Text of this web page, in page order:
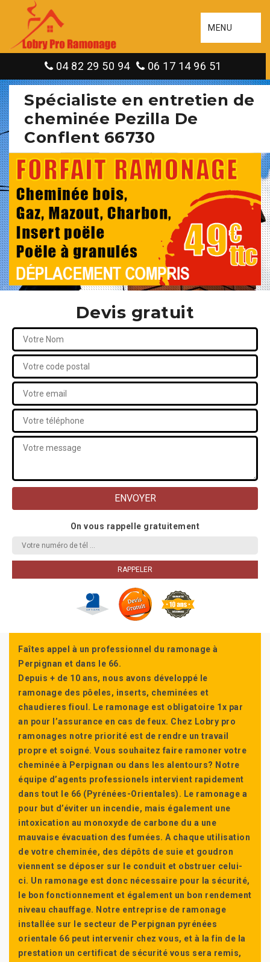
MENU
04 82 29 50 94 06 17 14 96 51
Spécialiste en entretien de
cheminée Pezilla De
Conflent 66730
Devis gratuit
On vous rappelle gratuitement
Faîtes appel à un professionnel du ramonage à
Perpignan et dans le 66.
Depuis + de 10 ans, nous avons développé le
ramonage des pôeles, inserts, cheminées et
chaudieres fioul. Le ramonage est obligatoire 1x par
an pour l’assurance en cas de feux. Chez Lobry pro
ramonages notre priorité est de rendre un travail
propre et soigné. Vous souhaitez faire ramoner votre
cheminée à Perpignan ou dans les alentours? Notre
équipe d’agents professionels intervient rapidement
dans tout le 66 (Pyrénées-Orientales). Le ramonage a
pour but d’éviter un incendie, mais également une
intoxication au monoxyde de carbone du a une
mauvaise évacuation des fumées. A chaque utilisation
de votre cheminée, des dépôts de suie et goudron
viennent se déposer sur le conduit et obstruer celui-
ci. Un ramonage est donc nécessaire pour la sécurité,
le bon fonctionnement et également un bon rendement
niveau chauffage. Notre entreprise de ramonage
installée sur le secteur de Perpignan pyrénées
orientale 66 peut intervenir chez vous, et à la fin de la
prestation un certificat de sécurité vous sera remis,